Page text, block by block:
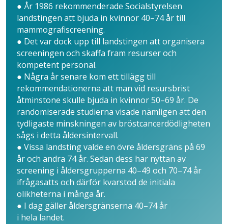
● År 1986 rekommenderade Social­styrelsen
landstingen att bjuda in kvinnor 40–74 år till
mammografi­screening.
● Det var dock upp till landstingen att organisera
screeningen och skaffa fram resurser och
kompetent personal.
● Några år senare kom ett tillägg till
rekommendationerna att man vid resursbrist
åtminstone skulle bjuda in kvinnor 50–69 år. De
randomiserade studierna visade nämligen att den
tydligaste minskningen av bröstcancerdödligheten
sågs i detta åldersintervall.
● Vissa landsting valde en övre åldersgräns på 69
år och andra 74 år. Sedan dess har nyttan av
screening i åldersgrupperna 40–49 och 70–74 år
ifråga­satts och därför kvarstod de initiala
olikheterna i många år.
● I dag gäller åldersgränserna ­40–74 år
i hela landet.